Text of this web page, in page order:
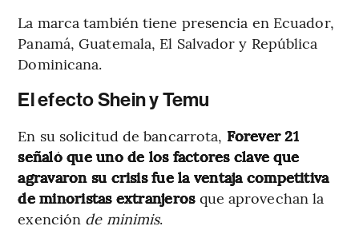
La marca también tiene presencia en Ecuador,
Panamá, Guatemala, El Salvador y República
Dominicana.
El efecto Shein y Temu
En su solicitud de bancarrota, Forever 21
señaló que uno de los factores clave que
agravaron su crisis fue la ventaja competitiva
de minoristas extranjerosque aprovechan la
exención de minimis.